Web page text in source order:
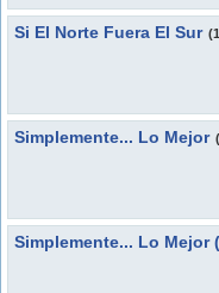
Si El Norte Fuera El Sur
Simplemente... Lo Mejor
Simplemente... Lo Mejor